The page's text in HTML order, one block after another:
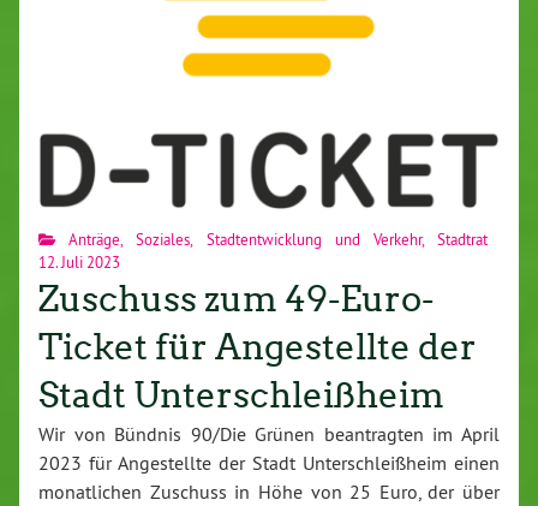
Anträge ,Soziales Stadtentwicklung und Verkehr,Stadtrat
12. Juli 2023
Zuschuss zum 49-Euro-
Ticket für Angestellte der
Stadt Unterschleißheim
Wir von Bündnis 90/Die Grünen beantragten im April
2023 für Angestellte der Stadt Unterschleißheim einen
monatlichen Zuschuss in Höhe von 25 Euro, der über